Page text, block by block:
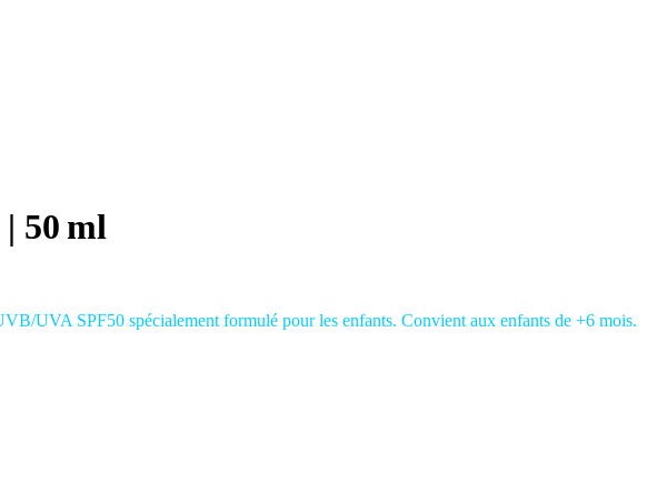
50 ml
UVA SPF50 spécialement formulé pour les enfants. Convient aux enfants de +6 mois.